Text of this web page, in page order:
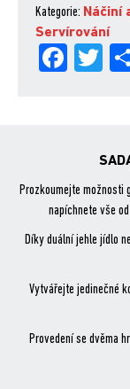
množství
Kategorie: Náčiní
Servírování
Fa
Tw
Prozkoumejte možnosti
napíchnete vše
Díky duální jehle jídlo
Vytvářejte jedinečné
Provedení se dvěma